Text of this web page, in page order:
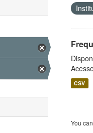
CSV
You